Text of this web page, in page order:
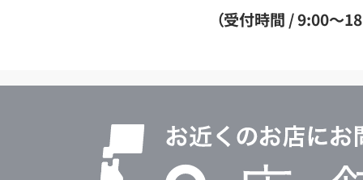
ル
（受付時間 / 9:00～